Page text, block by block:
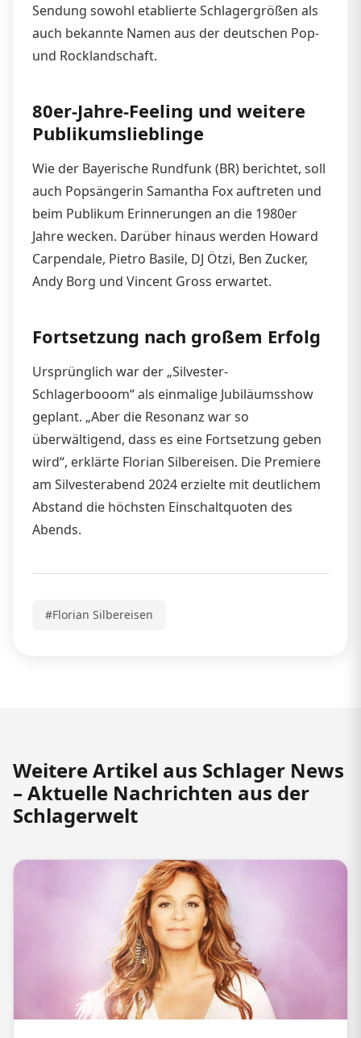
Sendung sowohl etablierte Schlagergrößen als
auch bekannte Namen aus der deutschen Pop-
und Rocklandschaft.
80er-Jahre-Feeling und weitere
Publikumslieblinge
Wie der Bayerische Rundfunk (BR) berichtet, soll
auch Popsängerin Samantha Fox auftreten und
beim Publikum Erinnerungen an die 1980er
Jahre wecken. Darüber hinaus werden Howard
Carpendale, Pietro Basile, DJ Ötzi, Ben Zucker,
Andy Borg und Vincent Gross erwartet.
Fortsetzung nach großem Erfolg
Ursprünglich war der „Silvester-
Schlagerbooom“ als einmalige Jubiläumsshow
geplant. „Aber die Resonanz war so
überwältigend, dass es eine Fortsetzung geben
wird“, erklärte Florian Silbereisen. Die Premiere
am Silvesterabend 2024 erzielte mit deutlichem
Abstand die höchsten Einschaltquoten des
Abends.
#Florian Silbereisen
Weitere Artikel aus Schlager News
– Aktuelle Nachrichten aus der
Schlagerwelt